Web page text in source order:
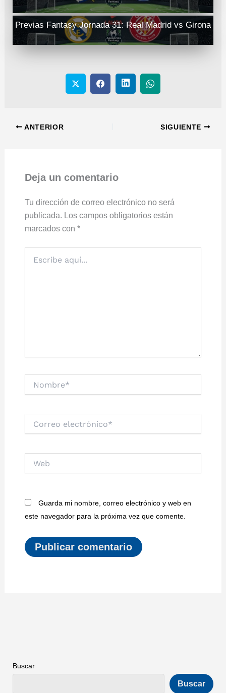
Previas Fantasy Jornada 31: Real Madrid vs Girona
ANTERIOR SIGUIENTE
Deja un comentario
Tu dirección de correo electrónico no será
publicada. Los campos obligatorios están
marcados con *
aquí...
electrónico*
Guarda mi nombre, correo electrónico y web en
este navegador para la próxima vez que comente.
Buscar
Buscar